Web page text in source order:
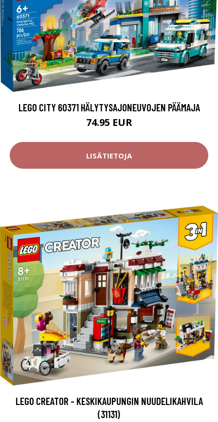
LEGO CITY 60371 HÄLYTYSAJONEUVOJEN PÄÄMAJA
74.95 EUR
LISÄTIETOJA
LEGO CREATOR - KESKIKAUPUNGIN NUUDELIKAHVILA
(31131)